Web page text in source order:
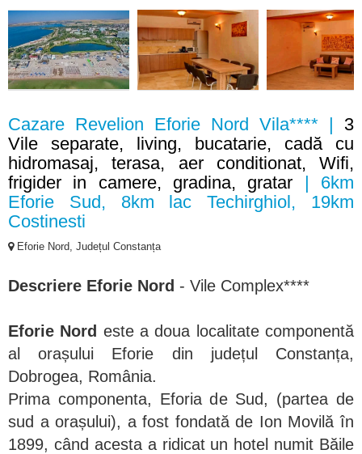
Cazare Revelion Eforie Nord Vila**** | 3
Vile separate, living, bucatarie, cadă cu
hidromasaj, terasa, aer conditionat, Wifi,
frigider in camere, gradina, gratar | 6km
Eforie Sud, 8km lac Techirghiol, 19km
Costinesti
Eforie Nord, Județul Constanța
Descriere Eforie Nord - Vile Complex****
Eforie Nord este a doua localitate componentă
al orașului Eforie din județul Constanța,
Dobrogea, România.
Prima componenta, Eforia de Sud, (partea de
sud a orașului), a fost fondată de Ion Movilă în
1899, când acesta a ridicat un hotel numit Băile